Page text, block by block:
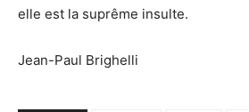
elle est la suprême insulte.
Jean-Paul Brighelli